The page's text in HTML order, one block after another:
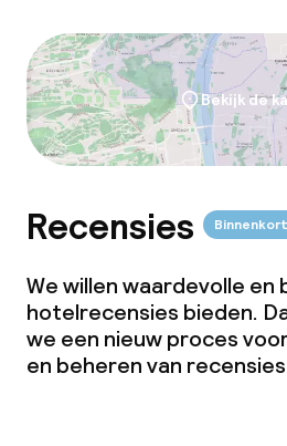
Vergaderruimte
Beleid
Bekijk de
Recensies
We willen waardevolle
hotelrecensies bieden.
we een nieuw proces
en beheren van